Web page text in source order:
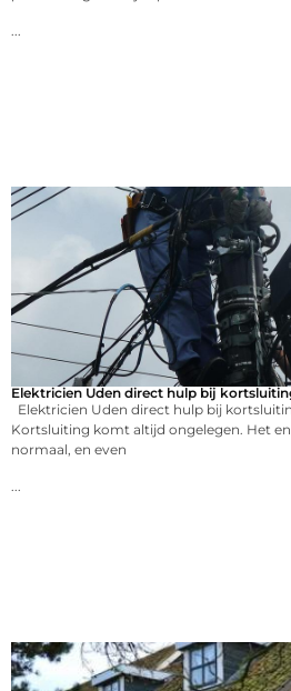
Elektricien Uden direct hulp bij
Elektricien Uden direct hulp bij
Kortsluiting komt altijd ongelegen. Het
normaal, en even